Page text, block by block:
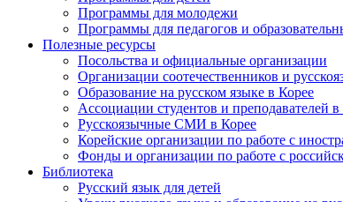
Программы для молодежи
Программы для педагогов и
Полезные ресурсы
Посольства и официальные организации
Организации соотечественников и
Образование на русском языке в Корее
Ассоциации студентов и преподавателей в
Русскоязычные СМИ в Корее
Корейские организации по работе с
Фонды и организации по работе с
Библиотека
Русский язык для детей